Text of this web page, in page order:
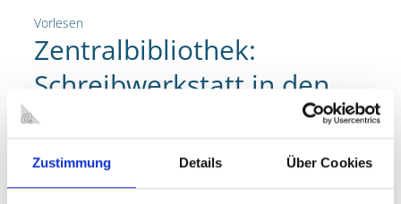
Zustimmung Details Über Cookies
Vorlesen
Zentralbibliothek:
Schreibwerkstatt in den
Herbstferien fördert
Kreativität